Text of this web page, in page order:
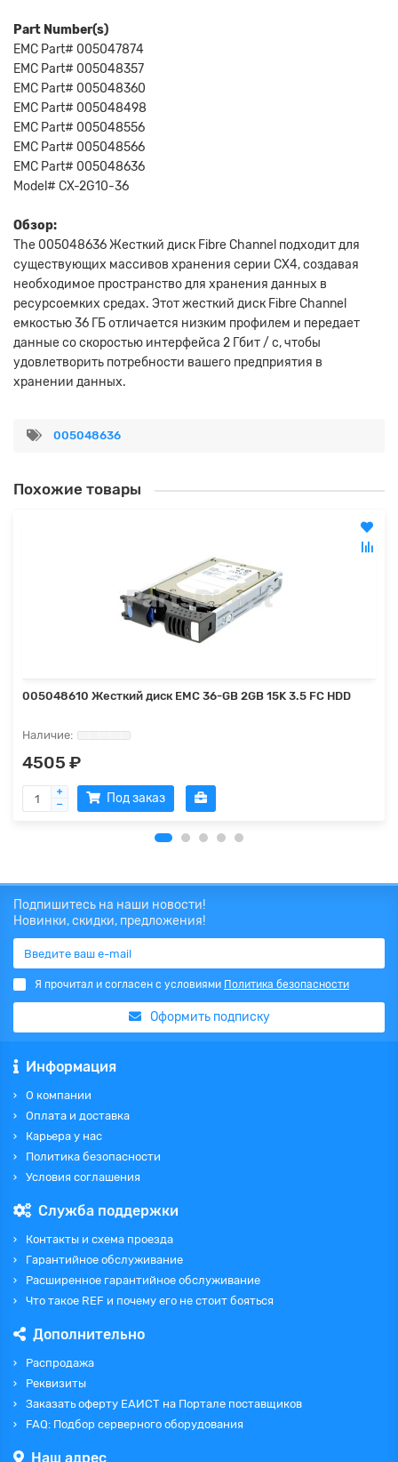
Part Number(s)
EMC Part# 005047874
EMC Part# 005048357
EMC Part# 005048360
EMC Part# 005048498
EMC Part# 005048556
EMC Part# 005048566
EMC Part# 005048636
Model# CX-2G10-36
Обзор:
The 005048636 Жесткий диск Fibre Channel подходит для
существующих массивов хранения серии CX4, создавая
необходимое пространство для хранения данных в
ресурсоемких средах. Этот жесткий диск Fibre Channel
емкостью 36 ГБ отличается низким профилем и передает
данные со скоростью интерфейса 2 Гбит / с, чтобы
удовлетворить потребности вашего предприятия в
хранении данных.
005048636
Похожие товары
005048610 Жесткий диск EMC 36-GB 2GB 15K 3.5 FC HDD
4505 ₽
Под заказ
Подпишитесь на наши новости!
Новинки, скидки, предложения!
Я прочитал и согласен с условиями Политика безопасности
Оформить подписку
Информация
О компании
Оплата и доставка
Карьера у нас
Политика безопасности
Условия соглашения
Служба поддержки
Контакты и схема проезда
Гарантийное обслуживание
Расширенное гарантийное обслуживание
Что такое REF и почему его не стоит бояться
Дополнительно
Распродажа
Реквизиты
Заказать оферту ЕАИСТ на Портале поставщиков
FAQ: Подбор серверного оборудования
Наш адрес